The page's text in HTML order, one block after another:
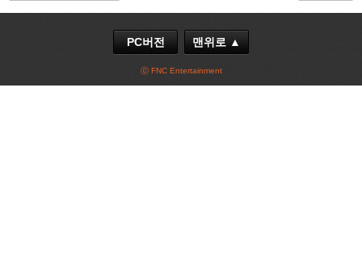
PC버전 맨위로 ▲
ⓒ FNC Entertainment